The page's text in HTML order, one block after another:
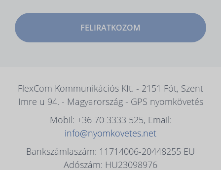
FELIRATKOZOM
FlexCom Kommunikációs Kft. - 2151 Fót, Szent
Imre u 94. - Magyarország - GPS nyomkövetés
Mobil: +36 70 3333 525, Email:
info@nyomkovetes.net
Bankszámlaszám: 11714006-20448255 EU
Adószám: HU23098976